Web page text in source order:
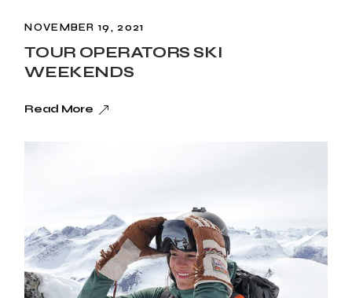
NOVEMBER 19, 2021
TOUR OPERATORS SKI
WEEKENDS
Read More